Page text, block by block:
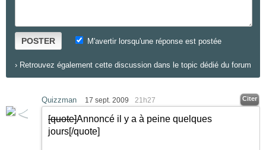
POSTER M'avertir lorsqu'une réponse est postée
› Retrouvez également cette discussion dans le topic dédié du forum
Quizzman 17 sept. 2009 21h27 Citer
[quote]Annoncé il y a à peine quelques
jours[/quote]